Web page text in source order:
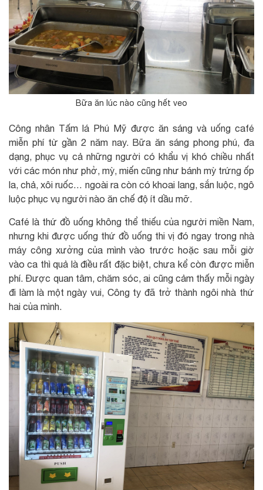
Bữa ăn lúc nào cũng hết veo
Công nhân Tấm lá Phú Mỹ được ăn sáng và uống café
miễn phí từ gần 2 năm nay. Bữa ăn sáng phong phú, đa
dạng, phục vụ cả những người có khẩu vị khó chiều nhất
với các món như phở, mỳ, miến cũng như bánh mỳ trứng ốp
la, chả, xôi ruốc… ngoài ra còn có khoai lang, sắn luộc, ngô
luộc phục vụ người nào ăn chế độ ít dầu mỡ.
Café là thứ đồ uống không thể thiếu của người miền Nam,
nhưng khi được uống thứ đồ uống thi vị đó ngay trong nhà
máy công xưởng của mình vào trước hoặc sau mỗi giờ
vào ca thì quả là điều rất đặc biệt, chưa kể còn được miễn
phí. Được quan tâm, chăm sóc, ai cũng cảm thấy mỗi ngày
đi làm là một ngày vui, Công ty đã trở thành ngôi nhà thứ
hai của mình.